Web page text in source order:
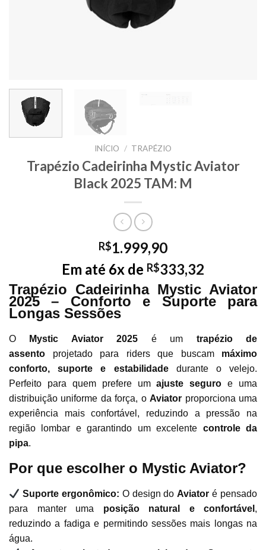
INÍCIO / TRAPÉZIO
Trapézio Cadeirinha Mystic Aviator
Black 2025 TAM: M
R$1.999,90
Em até 6x de R$333,32
Trapézio Cadeirinha Mystic Aviator
2025 – Conforto e Suporte para
Longas Sessões
O Mystic Aviator 2025 é um trapézio de
assento projetado para riders que buscam máximo
conforto, suporte e estabilidadedurante o velejo.
Perfeito para quem prefere umajuste seguro e uma
distribuição uniforme da força, oAviator proporciona uma
experiência mais confortável, reduzindo a pressão na
região lombar e garantindo um excelente controle da
pipa.
Por que escolher o Mystic Aviator?
Suporte ergonômico: O design doAviator é pensado
para manter uma posição natural e confortável ,
reduzindo a fadiga e permitindo sessões mais longas na
água.